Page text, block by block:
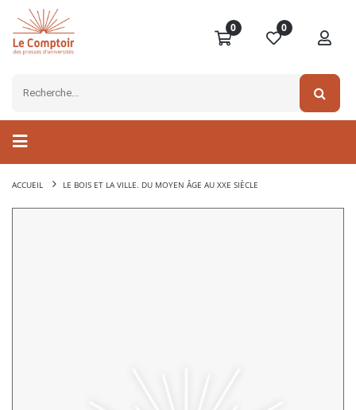
0 0
ACCUEIL LE BOIS ET LA VILLE. DU MOYEN ÂGE AU XXE SIÈCLE